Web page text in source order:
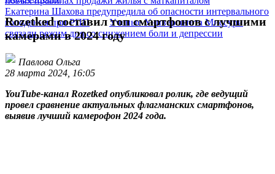
Екатерина Шахова предупредила об опасности интервального
голодания при РПП
Ученые Университета Миссури
связали режим дня со снижением боли и депрессии
Rozetked составил топ смартфонов с лучшими
камерами в 2024 году
Павлова Ольга
28 марта 2024, 16:05
YouTube-канал Rozetked опубликовал ролик, где ведущий
провел сравнение актуальных флагманских смартфонов,
выявив лучший камерофон 2024 года.